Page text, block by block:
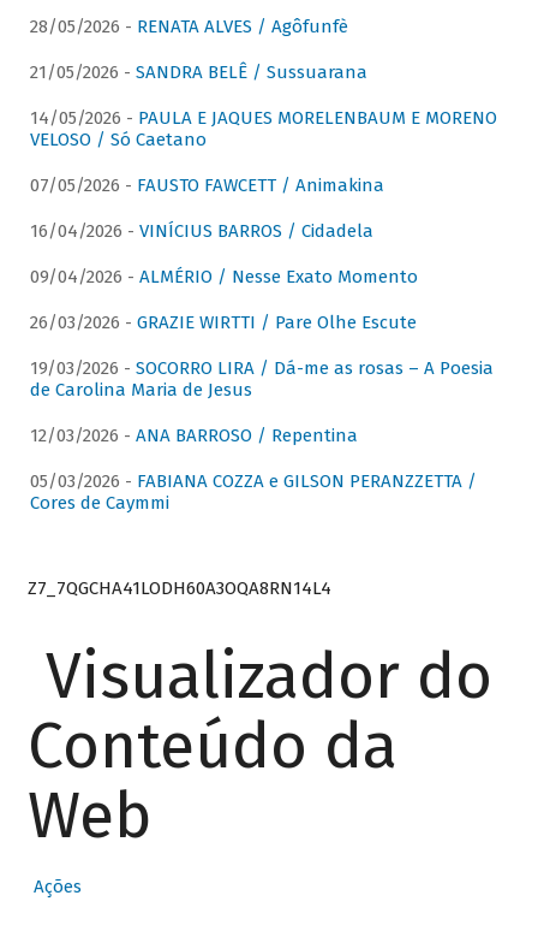
28/05/2026 - RENATA ALVES / Agôfunfè
21/05/2026 - SANDRA BELÊ / Sussuarana
14/05/2026 - PAULA E JAQUES MORELENBAUM E MORENO
VELOSO / Só Caetano
07/05/2026 - FAUSTO FAWCETT / Animakina
16/04/2026 - VINÍCIUS BARROS / Cidadela
09/04/2026 - ALMÉRIO / Nesse Exato Momento
26/03/2026 - GRAZIE WIRTTI / Pare Olhe Escute
19/03/2026 - SOCORRO LIRA / Dá-me as rosas – A Poesia
de Carolina Maria de Jesus
12/03/2026 - ANA BARROSO / Repentina
05/03/2026 - FABIANA COZZA e GILSON PERANZZETTA /
Cores de Caymmi
Z7_7QGCHA41LODH60A3OQA8RN14L4
Visualizador do
Conteúdo da
Web
Ações